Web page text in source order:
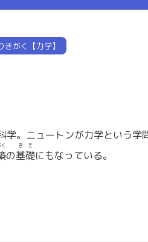
きがく【力学】
。ニュートンが力学という
の基礎
きそ
にもなっている。